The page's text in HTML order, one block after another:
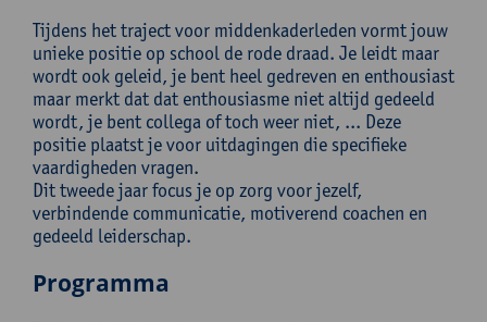
Tijdens het traject voor middenkaderleden vormt jouw
unieke positie op school de rode draad. Je leidt maar
wordt ook geleid, je bent heel gedreven en enthousiast
maar merkt dat dat enthousiasme niet altijd gedeeld
wordt, je bent collega of toch weer niet, ... Deze
positie plaatst je voor uitdagingen die specifieke
vaardigheden vragen.
Dit tweede jaar focus je op zorg voor jezelf,
verbindende communicatie, motiverend coachen en
gedeeld leiderschap.
Programma